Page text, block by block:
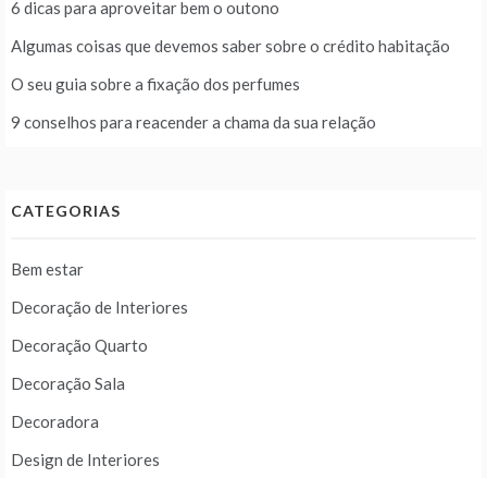
6 dicas para aproveitar bem o outono
Algumas coisas que devemos saber sobre o crédito habitação
O seu guia sobre a fixação dos perfumes
9 conselhos para reacender a chama da sua relação
CATEGORIAS
Bem estar
Decoração de Interiores
Decoração Quarto
Decoração Sala
Decoradora
Design de Interiores